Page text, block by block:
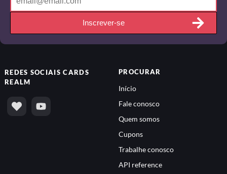
Inscrever-se
REDES SOCIAISCARDS
REALM
PROCURAR
Início
Fale conosco
Quem somos
Cupons
Trabalhe conosco
API reference